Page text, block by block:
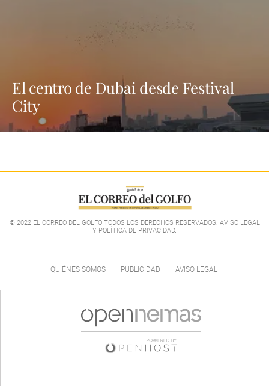
El centro de Dubai desde Festival
City
© 2022 EL CORREO DEL GOLFO TODOS LOS DERECHOS RESERVADOS. AVISO LEGAL
Y POLÍTICA DE PRIVACIDAD.
QUIÉNES SOMOS PUBLICIDAD AVISO LEGAL